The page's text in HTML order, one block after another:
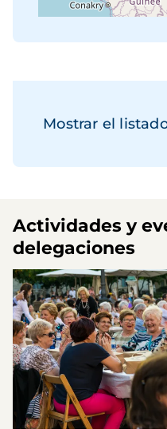
Mostrar el
Actividades y
delegaciones